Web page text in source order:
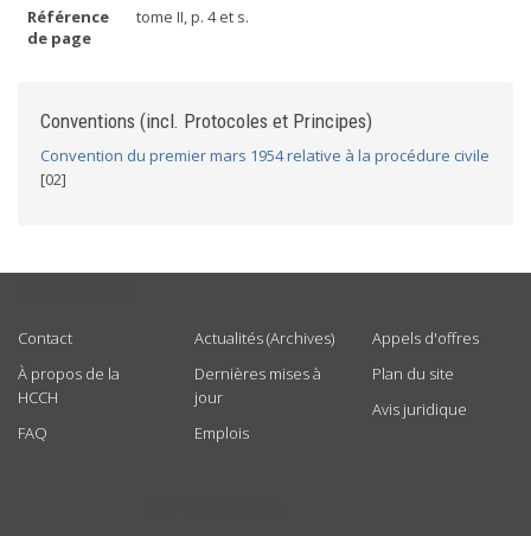
Référence
de page
tome II, p. 4 et s.
Conventions (incl. Protocoles et Principes)
Convention du premier mars 1954 relative à la procédure civile
[02]
Contact
À propos de la
HCCH
FAQ
Actualités (Archives)
Dernières mises à
jour
Emplois
Appels d'offres
Plan du site
Avis juridique